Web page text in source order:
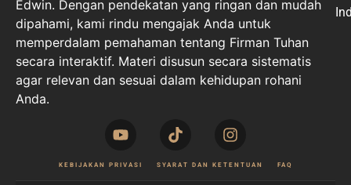
Edwin. Dengan pendekatan yang ringan dan mudah
dipahami, kami rindu mengajak Anda untuk
memperdalam pemahaman tentang Firman Tuhan
secara interaktif. Materi disusun secara sistematis
agar relevan dan sesuai dalam kehidupan rohani
Anda.
KEBIJAKAN PRIVASI SYARAT DAN KETENTUAN FAQ